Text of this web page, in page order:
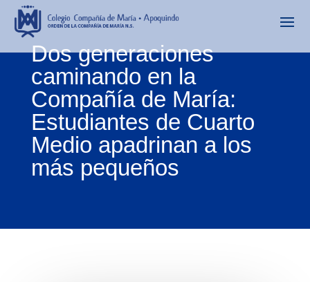
Dos generaciones
caminando en la
Compañía de María:
Estudiantes de Cuarto
Medio apadrinan a los
más pequeños